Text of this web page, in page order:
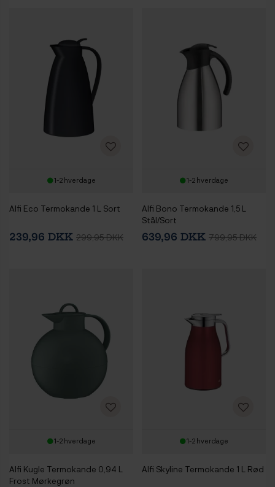
1-2 hverdage
Alfi Eco Termokande 1 L Sort
239,96 DKK 299,95 DKK
1-2 hverdage
Alfi Bono Termokande 1,5 L
Stål/Sort
639,96 DKK 799,95 DKK
1-2 hverdage
Alfi Kugle Termokande 0,94 L
Frost Mørkegrøn
1-2 hverdage
Alfi Skyline Termokande 1 L Rød